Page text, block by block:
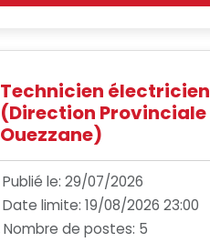
Technicien électricien
(Direction Provinciale
Ouezzane)
Publié le: 29/07/2026
Date limite: 19/08/2026 23:00
Nombre de postes: 5